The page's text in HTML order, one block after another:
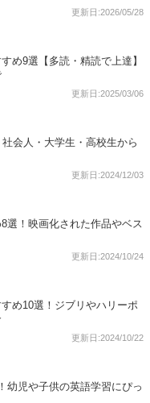
更新日:2026/05/28
め9選【多読・精読で上達】
更新日:2025/03/06
会人・大学生・高校生から
更新日:2024/12/03
選！映画化された作品やベス
更新日:2024/10/24
め10選！ジブリやハリーポ
更新日:2024/10/22
幼児や子供の英語学習にぴっ